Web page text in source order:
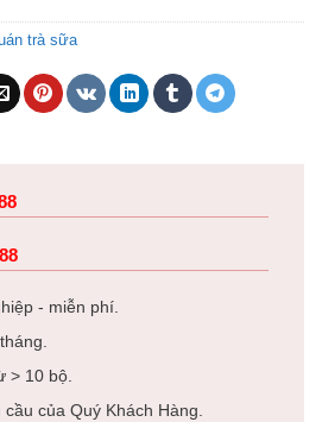
trà sữa
- miễn phí.
> 10 bộ.
của Quý Khách Hàng.